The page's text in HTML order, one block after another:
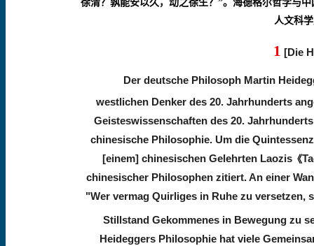
徐清？孰能安以久，动之徐生？”。海德格尔哲学与
人文科
1 [Die
Der deutsche Philosoph Martin
westlichen Denker des 20. Jahrhunderts
Geisteswissenschaften des 20.
chinesische Philosophie. Um die
[einem] chinesischen Gelehrten Laozis 《
chinesischer Philosophen zitiert. An einer
"Wer vermag Quirliges in Ruhe zu versetzen,
Stillstand Gekommenes in Bewegung zu
Heideggers Philosophie hat viele